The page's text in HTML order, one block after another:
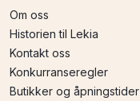
Om oss
Historien til Lekia
Kontakt oss
Konkurranseregler
Butikker og åpningstider